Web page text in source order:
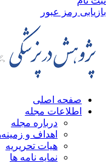
رمز عبور
صفحه اصلی
اطلاعات مجله
درباره مجله
اهداف و زمینه‌ها
هیات تحریریه
نمایه نامه ها